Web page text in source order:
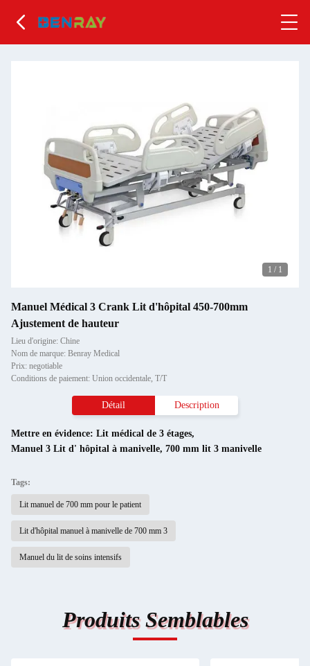
1 / 1
Manuel Médical 3 Crank Lit d'hôpital 450-700mm
Ajustement de hauteur
Lieu d'origine: Chine
Nom de marque: Benray Medical
Prix: negotiable
Conditions de paiement: Union occidentale, T/T
Détail Description
Mettre en évidence: Lit médical de 3 étages,
Manuel 3 Lit d' hôpital à manivelle, 700 mm lit 3 manivelle
Tags:
Lit manuel de 700 mm pour le patient
Lit d'hôpital manuel à manivelle de 700 mm 3
Manuel du lit de soins intensifs
Produits Semblables